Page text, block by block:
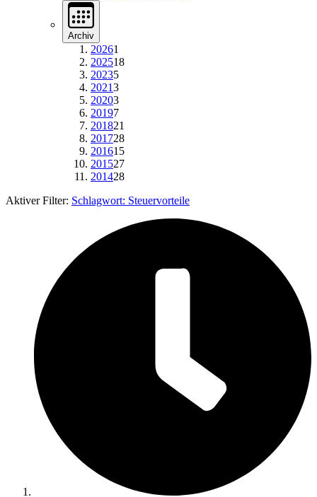
Archiv
20261
202518
20235
20213
20203
20197
201821
201728
201615
201527
201428
Aktiver Filter: Schlagwort: Steuervorteile